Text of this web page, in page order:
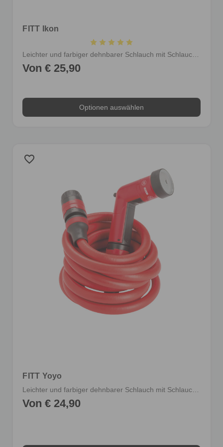
FITT Ikon
Leichter und farbiger dehnbarer Schlauch mit Schlauchverbindern und Multijet-Gießpistole
Von € 25,90
Optionen auswählen
favorite_border
FITT Yoyo
Leichter und farbiger dehnbarer Schlauch mit Schlauchverbindern und Multijet-Gießpistole
Von € 24,90